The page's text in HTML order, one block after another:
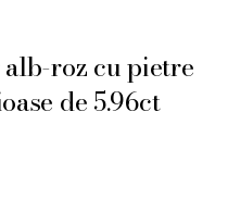
roz cu pietre
de 5.96ct